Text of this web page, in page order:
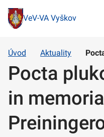
VeV-VA Vyškov
Úvod Aktuality
Pocta
in